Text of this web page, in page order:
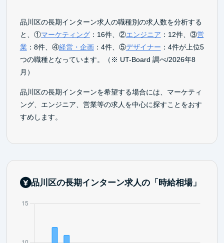
品川区の長期インターン求人の職種別の求人数を分析する
と、①マーケティング：16件、②エンジニア ：12件、③営
業：8件、④経営・企画：4件、⑤デザイナー ：4件が上位5
つの職種となっています。（※ UT-Board 調べ/2026年8
月）
品川区の長期インターンを希望する場合には、マーケティ
ング、エンジニア、営業等の求人を中心に探すことをおす
すめします。
品川区の長期インターン求人の「時給相場」